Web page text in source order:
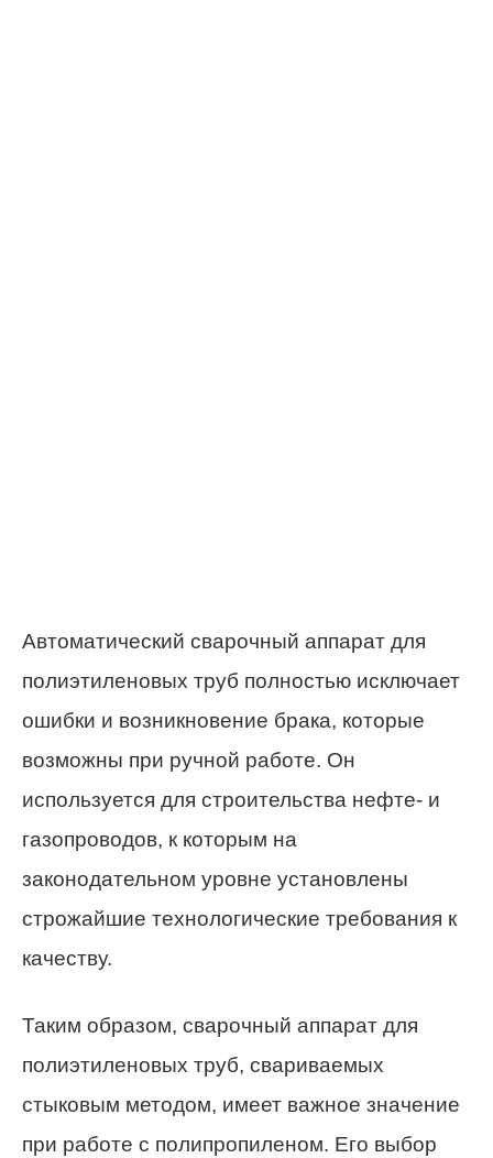
Автоматический сварочный аппарат для
полиэтиленовых труб полностью исключает
ошибки и возникновение брака, которые
возможны при ручной работе. Он
используется для строительства нефте- и
газопроводов, к которым на
законодательном уровне установлены
строжайшие технологические требования к
качеству.
Таким образом, сварочный аппарат для
полиэтиленовых труб, свариваемых
стыковым методом, имеет важное значение
при работе с полипропиленом. Его выбор